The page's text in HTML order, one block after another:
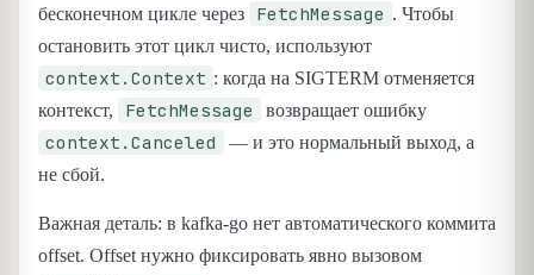
бесконечном цикле через
FetchMessage . Чтобы
остановить этот цикл чисто, используют
context.Context : когда на SIGTERM отменяется
контекст,
FetchMessage возвращает ошибку
context.Canceled
— и это нормальный выход, а
не сбой.
Важная деталь: в kafka-go нет автоматического коммита
offset. Offset нужно фиксировать явно вызовом